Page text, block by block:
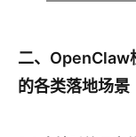
二、OpenClaw
的各类落地场景